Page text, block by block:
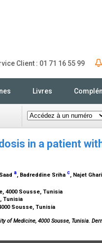
Client : 01 71 16 55 99
Livres
in a patient
a, Badreddine Sriha c, Najet
4000 Sousse, Tunisia
Tunisia
Sousse, Tunisia
of Medicine, 4000 Sousse, Tunisia.